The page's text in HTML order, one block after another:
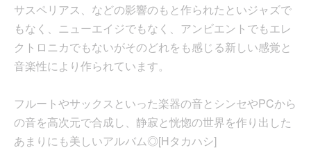
サスペリアス、などの影響のもと作られたといジャズで
もなく、ニューエイジでもなく、アンビエントでもエレ
クトロニカでもないがそのどれをも感じる新しい感覚と
音楽性により作られています。
フルートやサックスといった楽器の音とシンセやPCから
の音を高次元で合成し、静寂と恍惚の世界を作り出した
あまりにも美しいアルバム◎[Hタカハシ]